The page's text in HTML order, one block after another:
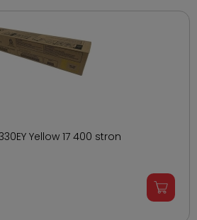
Yellow 17 400 stron